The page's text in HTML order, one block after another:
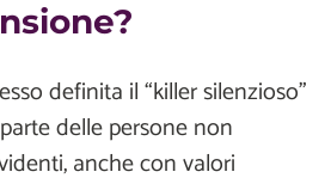
definita il “killer silenzioso”
delle persone non
anche con valori